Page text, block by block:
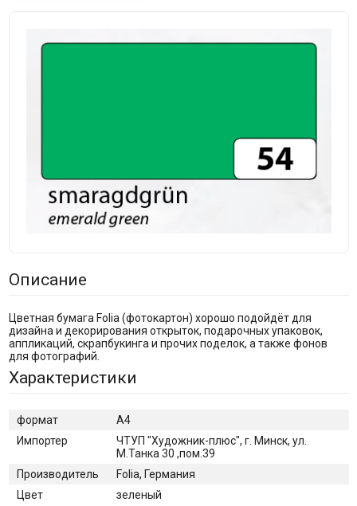
Описание
Цветная бумага Folia (фотокартон) хорошо подойдёт для
дизайна и декорирования открыток, подарочных упаковок,
аппликаций, скрапбукинга и прочих поделок, а также фонов
для фотографий.
Характеристики
формат
A4
Импортер
ЧТУП "Художник-плюс", г. Минск, ул.
М.Танка 30 ,пом.39
Производитель
Folia, Германия
Цвет
зеленый